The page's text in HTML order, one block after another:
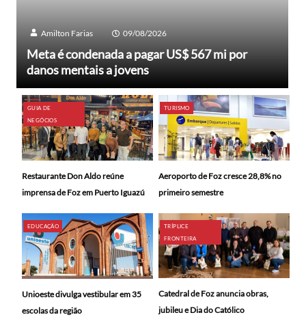
Amilton Farias 09/08/2026
Meta é condenada a pagar US$ 567 mi por
danos mentais a jovens
GUIA DE
NEGÓCIOS
Restaurante Don Aldo reúne
imprensa de Foz em Puerto Iguazú
TURISMO
Aeroporto de Foz cresce 28,8% no
primeiro semestre
EDUCAÇÃO
Unioeste divulga vestibular em 35
escolas da região
TRÍPLICE
FRONTEIRA
Catedral de Foz anuncia obras,
jubileu e Dia do Católico